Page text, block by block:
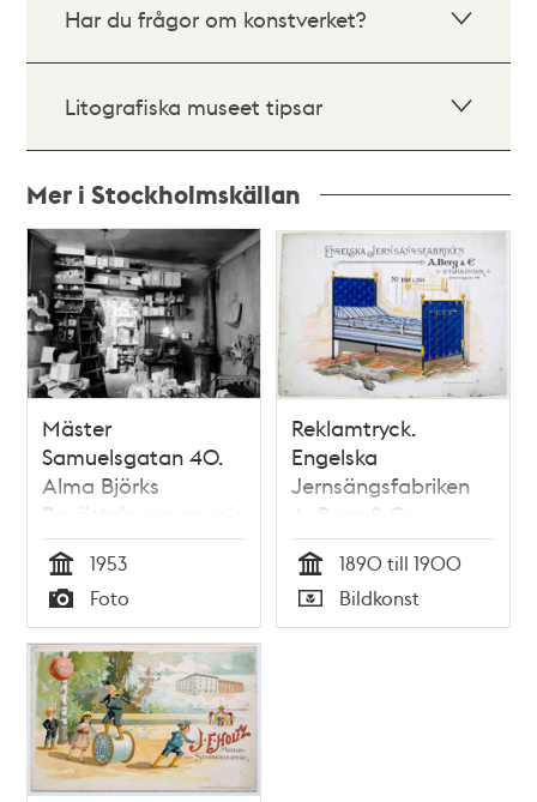
Har du frågor om konstverket?
Litografiska museet tipsar
Mer i Stockholmskällan
Relaterade
poster
och
teman
Mäster
Samuelsgatan 40.
Alma Björks
Bosättningsmagasin,
rum innanför
butiken. Här går
numera Sveavägen
norr om Sergels Torg
Tid
1953
Typ
Foto
Reklamtryck.
Engelska
Jernsängsfabriken
A. Berg & Co
Tid
1890 till 1900
Typ
Bildkonst